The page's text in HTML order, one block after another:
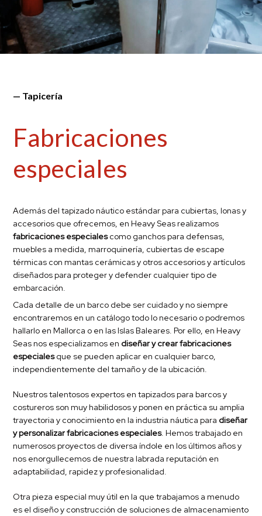
— Tapicería
Fabricaciones
especiales
Además deltapizado náutico estándar para cubiertas, lonas y
accesorios que ofrecemos, en Heavy Seas realizamos
fabricaciones especialescomo ganchos para defensas,
muebles a medida, marroquinería, cubiertas de escape
térmicas con mantas cerámicas y otros accesorios y artículos
diseñados para proteger y defender cualquier tipo de
embarcación.
Cada detalle de un barco debe ser cuidado y no siempre
encontraremos en un catálogo todo lo necesario o podremos
hallarlo en Mallorca o en las Islas Baleares. Por ello, en Heavy
Seas nos especializamos en diseñar y crear fabricaciones
especialesque se pueden aplicar en cualquier barco,
independientemente del tamaño y de la ubicación.
Nuestros talentosos expertos entapizados para barcosy
costureros son muy habilidosos y ponen en práctica su amplia
trayectoria y conocimiento en la industria náutica para diseñar
y personalizar fabricaciones especiales. Hemos trabajado en
numerosos proyectos de diversa índole en los últimos años y
nos enorgullecemos de nuestra labrada reputación en
adaptabilidad, rapidez y profesionalidad.
Otra pieza especial muy útil en la que trabajamos a menudo
es el diseño y construcción de soluciones de almacenamiento